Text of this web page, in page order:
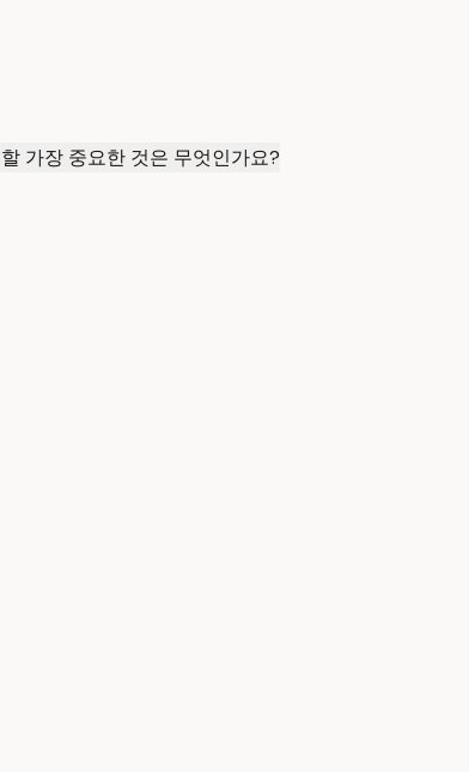
가장 중요한 것은 무엇인가요?